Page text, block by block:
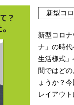
新型コ
新型コロ
ナ」の時
生活様式
間ではど
ょうか？
レイアウト